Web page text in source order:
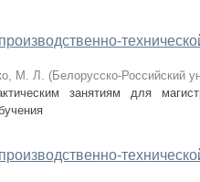
М. Л. (Белорусско-Российский
занятиям для